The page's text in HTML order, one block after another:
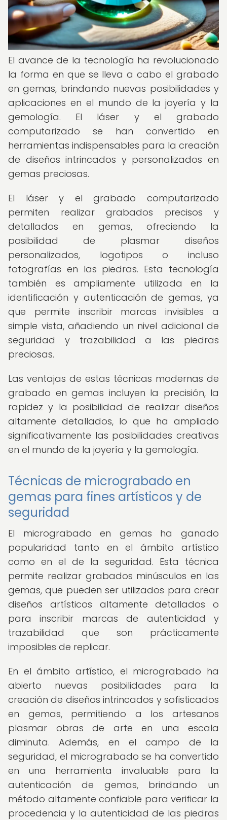
El avance de la tecnología ha revolucionado
la forma en que se lleva a cabo el grabado
en gemas, brindando nuevas posibilidades y
aplicaciones en el mundo de la joyería y la
gemología. El láser y el grabado
computarizado se han convertido en
herramientas indispensables para la creación
de diseños intrincados y personalizados en
gemas preciosas.
El láser y el grabado computarizado
permiten realizar grabados precisos y
detallados en gemas, ofreciendo la
posibilidad de plasmar diseños
personalizados, logotipos o incluso
fotografías en las piedras. Esta tecnología
también es ampliamente utilizada en la
identificación y autenticación de gemas, ya
que permite inscribir marcas invisibles a
simple vista, añadiendo un nivel adicional de
seguridad y trazabilidad a las piedras
preciosas.
Las ventajas de estas técnicas modernas de
grabado en gemas incluyen la precisión, la
rapidez y la posibilidad de realizar diseños
altamente detallados, lo que ha ampliado
significativamente las posibilidades creativas
en el mundo de la joyería y la gemología.
Técnicas de micrograbado en
gemas para fines artísticos y de
seguridad
El micrograbado en gemas ha ganado
popularidad tanto en el ámbito artístico
como en el de la seguridad. Esta técnica
permite realizar grabados minúsculos en las
gemas, que pueden ser utilizados para crear
diseños artísticos altamente detallados o
para inscribir marcas de autenticidad y
trazabilidad que son prácticamente
imposibles de replicar.
En el ámbito artístico, el micrograbado ha
abierto nuevas posibilidades para la
creación de diseños intrincados y sofisticados
en gemas, permitiendo a los artesanos
plasmar obras de arte en una escala
diminuta. Además, en el campo de la
seguridad, el micrograbado se ha convertido
en una herramienta invaluable para la
autenticación de gemas, brindando un
método altamente confiable para verificar la
procedencia y la autenticidad de las piedras